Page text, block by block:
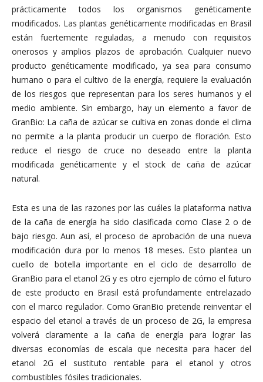
prácticamente todos los organismos genéticamente
modificados. Las plantas genéticamente modificadas en Brasil
están fuertemente reguladas, a menudo con requisitos
onerosos y amplios plazos de aprobación. Cualquier nuevo
producto genéticamente modificado, ya sea para consumo
humano o para el cultivo de la energía, requiere la evaluación
de los riesgos que representan para los seres humanos y el
medio ambiente. Sin embargo, hay un elemento a favor de
GranBio: La caña de azúcar se cultiva en zonas donde el clima
no permite a la planta producir un cuerpo de floración. Esto
reduce el riesgo de cruce no deseado entre la planta
modificada genéticamente y el stock de caña de azúcar
natural.
Esta es una de las razones por las cuáles la plataforma nativa
de la caña de energía ha sido clasificada como Clase 2 o de
bajo riesgo. Aun así, el proceso de aprobación de una nueva
modificación dura por lo menos 18 meses. Esto plantea un
cuello de botella importante en el ciclo de desarrollo de
GranBio para el etanol 2G y es otro ejemplo de cómo el futuro
de este producto en Brasil está profundamente entrelazado
con el marco regulador. Como GranBio pretende reinventar el
espacio del etanol a través de un proceso de 2G, la empresa
volverá claramente a la caña de energía para lograr las
diversas economías de escala que necesita para hacer del
etanol 2G el sustituto rentable para el etanol y otros
combustibles fósiles tradicionales.